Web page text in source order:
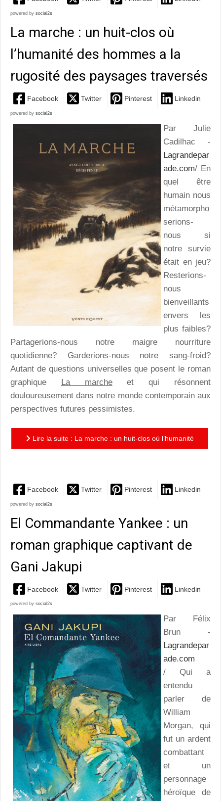
powered by social2s
La marche : un huit-clos où
l’humanité des hommes a la
rugosité des paysages traversés
Facebook Twitter Pinterest Linkedin
powered by social2s
Par Julie
Cadilhac -
Lagrandepar
ade.com/ En
quel être
humain nous
métamorpho
serions-
nous si
notre survie
était en jeu?
Resterions-
nous
bienveillants
envers les
plus faibles?
Partagerions-nous notre maigre nourriture
quotidienne? Garderions-nous notre sang-froid?
Autant de questions universelles que posent le roman
graphique La marcheet qui résonnent
douloureusement dans notre monde contemporain aux
perspectives futures pessimistes.
Lire la suite : La marche : un huit-clos où l’humanité
Facebook Twitter Pinterest Linkedin
powered by social2s
El Commandante Yankee : un
roman graphique captivant de
Gani Jakupi
Facebook Twitter Pinterest Linkedin
powered by social2s
Par Félix
Brun -
Lagrandepar
ade.com
/ Qui a
entendu
parler de
William
Morgan, qui
fut un ardent
combattant
et un
personnage
héroïque de